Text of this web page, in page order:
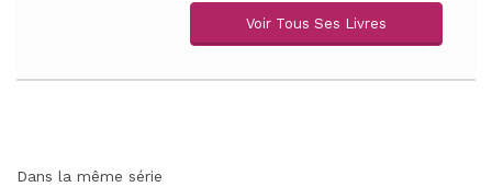
Voir Tous Ses Livres
Dans la même série